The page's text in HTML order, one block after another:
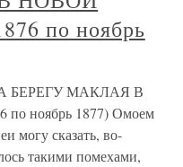
по ноябрь
БЕРЕГУ МАКЛАЯ В
ноябрь 1877) Омоем
могу сказать, во-
такими помехами,